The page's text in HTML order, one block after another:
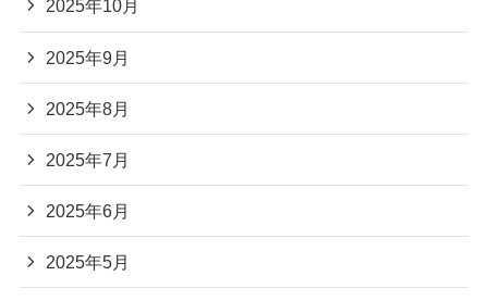
2025年10月
2025年9月
2025年8月
2025年7月
2025年6月
2025年5月